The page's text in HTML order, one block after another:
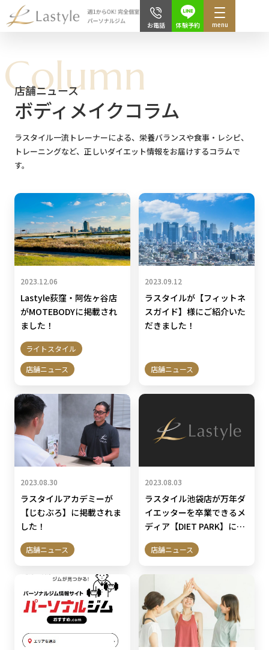
お電話 体験予約 menu
Column
店舗ニュース
ボディメイクコラム
ラスタイル一流トレーナーによる、栄養バランスや食事・レシピ、
トレーニングなど、 正しいダイエット情報をお届けするコラムで
す。
2023.12.06
Lastyle荻窪・阿佐ヶ谷店
がMOTEBODYに掲載され
ました！
ライトスタイル
店舗ニュース
2023.09.12
ラスタイルが【フィットネ
スガイド】様にご紹介いた
だきました！
店舗ニュース
2023.08.30
ラスタイルアカデミーが
【じむぶろ】に掲載されま
した！
店舗ニュース
2023.08.03
ラスタイル池袋店が万年ダ
イエッターを卒業できるメ
ディア【DIET PARK】に掲
載されました！
店舗ニュース